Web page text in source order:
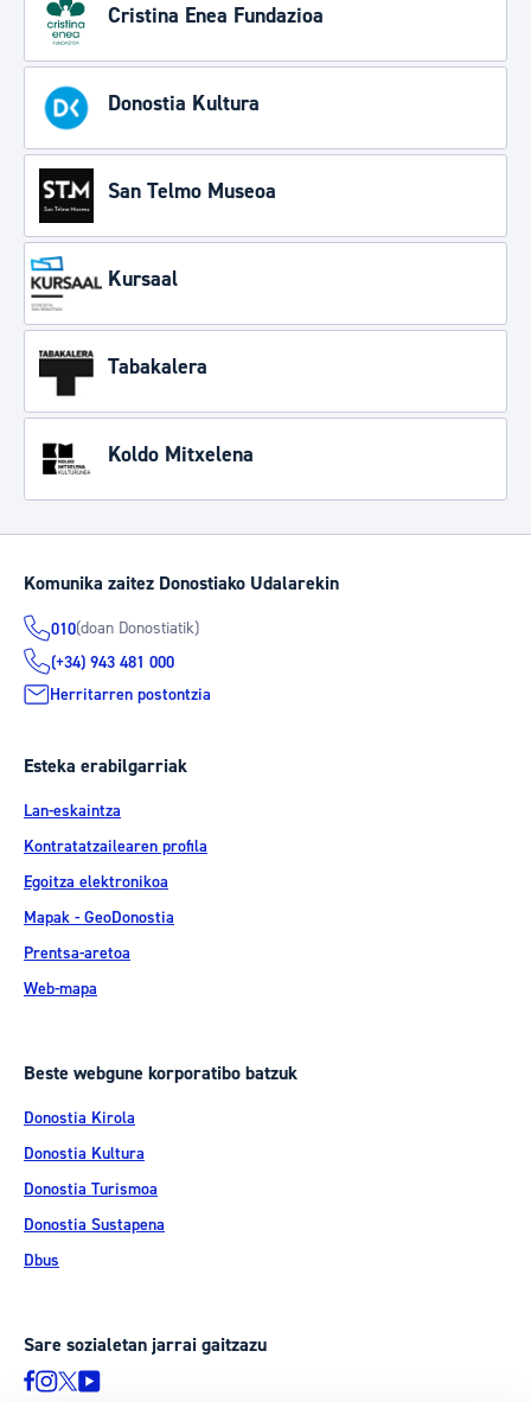
Cristina Enea Fundazioa
Donostia Kultura
San Telmo Museoa
Kursaal
Tabakalera
Koldo Mitxelena
Komunika zaitez Donostiako Udalarekin
010(doan Donostiatik)
(+34) 943 481 000
Herritarren postontzia
Esteka erabilgarriak
Lan-eskaintza
Kontratatzailearen profila
Egoitza elektronikoa
Mapak - GeoDonostia
Prentsa-aretoa
Web-mapa
Beste webgune korporatibo batzuk
Donostia Kirola
Donostia Kultura
Donostia Turismoa
Donostia Sustapena
Dbus
Sare sozialetan jarrai gaitzazu